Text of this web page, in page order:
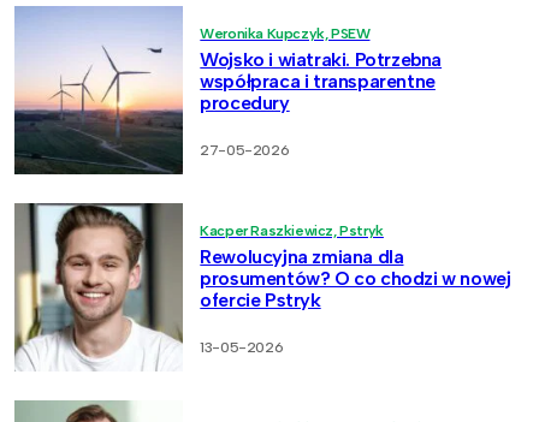
Weronika Kupczyk, PSEW
Wojsko i wiatraki. Potrzebna
współpraca i transparentne
procedury
27-05-2026
Kacper Raszkiewicz, Pstryk
Rewolucyjna zmiana dla
prosumentów? O co chodzi w nowej
ofercie Pstryk
13-05-2026